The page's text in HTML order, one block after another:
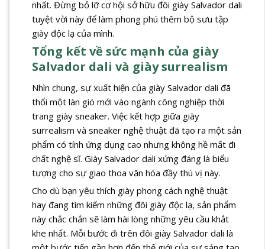
nhất. Đừng bỏ lỡ cơ hội sở hữu đôi giày Salvador dali
tuyệt vời này để làm phong phú thêm bộ sưu tập
giày độc lạ của mình.
Tổng kết về sức mạnh của giày
Salvador dali và giày surrealism
Nhìn chung, sự xuất hiện của giày Salvador dali đã
thổi một làn gió mới vào ngành công nghiệp thời
trang giày sneaker. Việc kết hợp giữa giày
surrealism và sneaker nghệ thuật đã tạo ra một sản
phẩm có tính ứng dụng cao nhưng không hề mất đi
chất nghệ sĩ. Giày Salvador dali xứng đáng là biểu
tượng cho sự giao thoa văn hóa đầy thú vị này.
Cho dù bạn yêu thích giày phong cách nghệ thuật
hay đang tìm kiếm những đôi giày độc lạ, sản phẩm
này chắc chắn sẽ làm hài lòng những yêu cầu khắt
khe nhất. Mỗi bước đi trên đôi giày Salvador dali là